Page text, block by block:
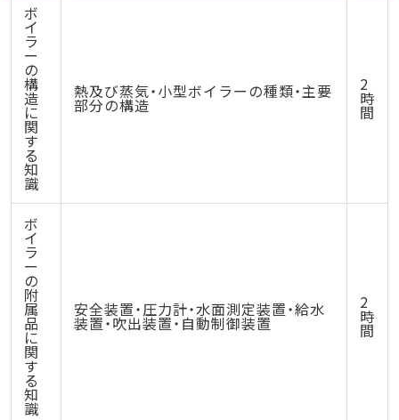
ボ
イ
ラ
ー
の
構
造
に
関
す
る
知
識
熱及び蒸気・小型ボイラーの種類・主要
部分の構造
2
時
間
ボ
イ
ラ
ー
の
附
属
品
に
関
す
る
知
識
安全装置・圧力計・水面測定装置・給水
装置・吹出装置・自動制御装置
2
時
間